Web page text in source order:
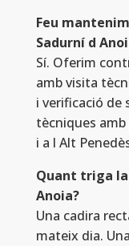
Feu
Sadurní d
Sí. Oferim
amb visita
i verificació de
tècniques
i a l Alt
Quant triga
Anoia?
Una cadira
mateix dia.